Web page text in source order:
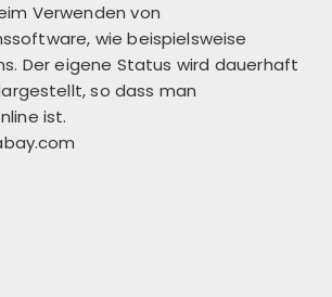
Verwenden von
wie beispielsweise
Der eigene Status wird dauerhaft
so dass man
ist.